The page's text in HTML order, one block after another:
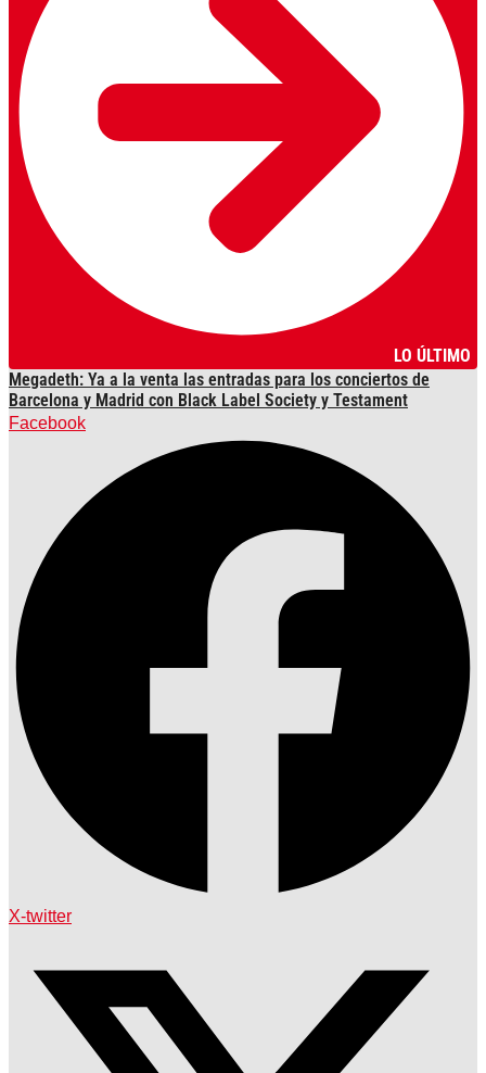
LO ÚLTIMO
Megadeth: Ya a la venta las entradas para los conciertos de
Barcelona y Madrid con Black Label Society y Testament
Facebook
X-twitter